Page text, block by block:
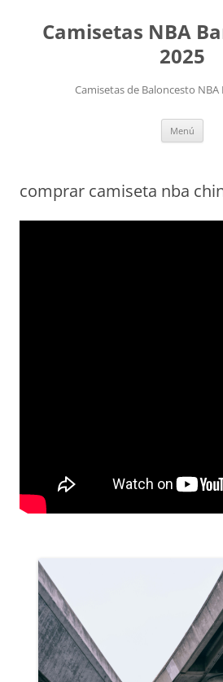
Camisetas NBA
2025
Camisetas de Baloncesto NBA
Menú
comprar camiseta nba